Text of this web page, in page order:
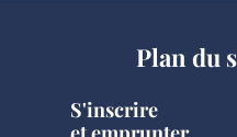
Plan du
S'inscrire